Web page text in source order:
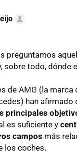
preguntamos
sobre todo, dónde
de AMG (la marca
han afirmado
principales
es suficiente y
campos más
los coches.